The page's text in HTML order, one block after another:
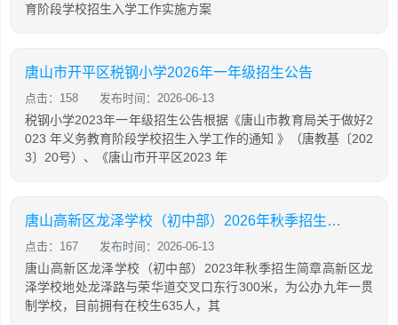
育阶段学校招生入学工作实施方案
唐山市开平区税钢小学2026年一年级招生公告
点击：158 发布时间：2026-06-13
税钢小学2023年一年级招生公告根据《唐山市教育局关于做好2
023 年义务教育阶段学校招生入学工作的通知 》（唐教基〔202
3〕20号）、《唐山市开平区2023 年
唐山高新区龙泽学校（初中部）2026年秋季招生简章
点击：167 发布时间：2026-06-13
唐山高新区龙泽学校（初中部）2023年秋季招生简章高新区龙
泽学校地处龙泽路与荣华道交叉口东行300米，为公办九年一贯
制学校，目前拥有在校生635人，其